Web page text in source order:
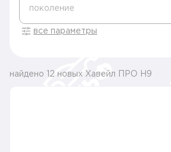
поколение
все параметры
найдено 12 новых Хавейл ПРО H9